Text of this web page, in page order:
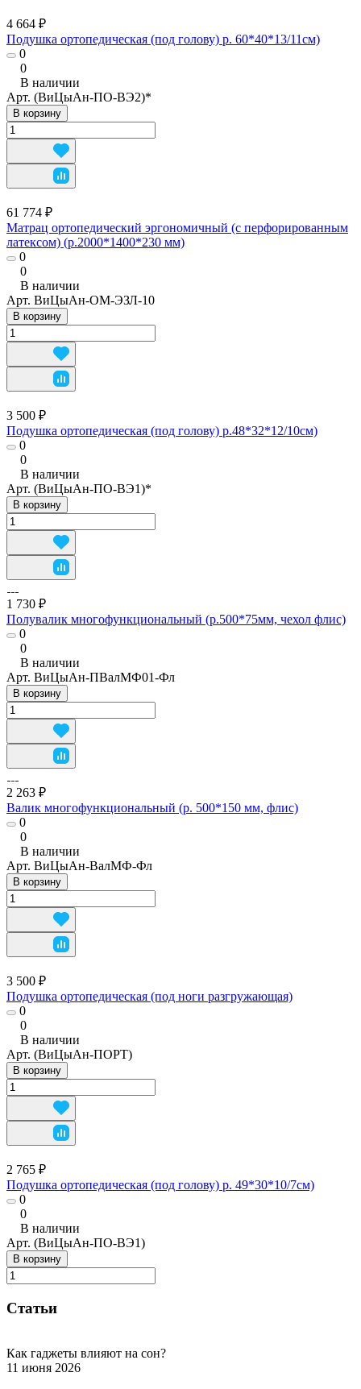
4 664 ₽
Подушка ортопедическая (под голову) р. 60*40*13/11см)
0
0
В наличии
Арт. (ВиЦыАн-ПО-ВЭ2)*
В корзину
61 774 ₽
Матрац ортопедический эргономичный (с перфорированным
латексом) (р.2000*1400*230 мм)
0
0
В наличии
Арт. ВиЦыАн-ОМ-ЭЗЛ-10
В корзину
3 500 ₽
Подушка ортопедическая (под голову) р.48*32*12/10см)
0
0
В наличии
Арт. (ВиЦыАн-ПО-ВЭ1)*
В корзину
1 730 ₽
Полувалик многофункциональный (р.500*75мм, чехол флис)
0
0
В наличии
Арт. ВиЦыАн-ПВалМФ01-Фл
В корзину
2 263 ₽
Валик многофункциональный (р. 500*150 мм, флис)
0
0
В наличии
Арт. ВиЦыАн-ВалМФ-Фл
В корзину
3 500 ₽
Подушка ортопедическая (под ноги разгружающая)
0
0
В наличии
Арт. (ВиЦыАн-ПОРТ)
В корзину
2 765 ₽
Подушка ортопедическая (под голову) р. 49*30*10/7см)
0
0
В наличии
Арт. (ВиЦыАн-ПО-ВЭ1)
В корзину
Статьи
Как гаджеты влияют на сон?
11 июня 2026